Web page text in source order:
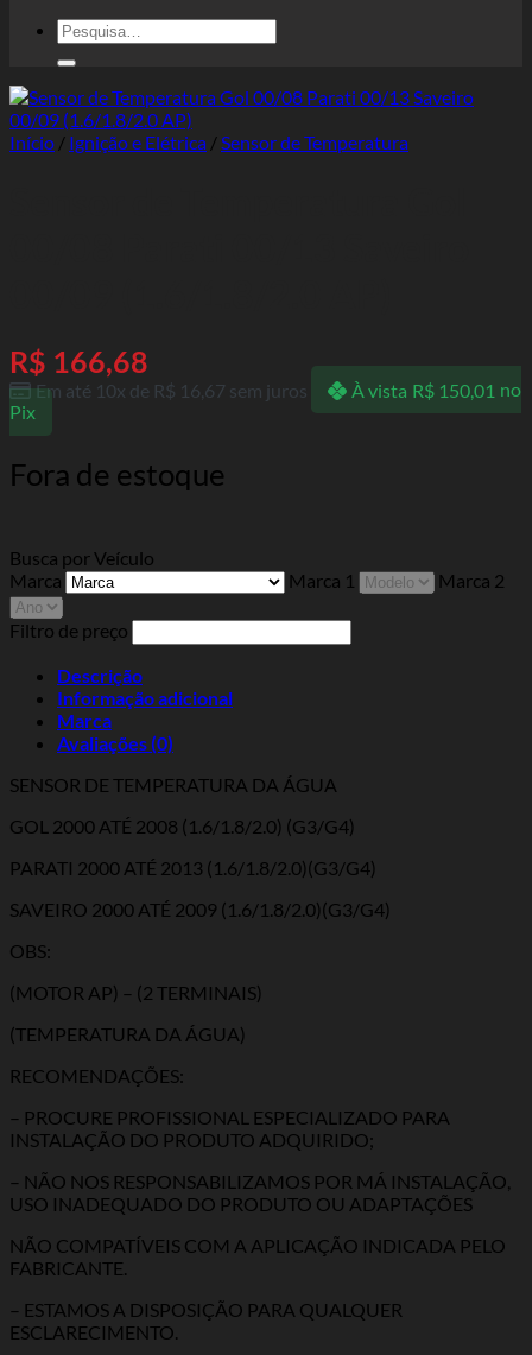
Pesquisar
por:
Início / Ignição e Elétrica /Sensor de Temperatura
R$ 166,68
Em até 10x de R$ 16,67 sem juros À vista R$150,01 no
Pix
Fora de estoque
Busca por Veículo
Marca
Marca 1 Marca 2
Filtro de preço
Descrição
Informação adicional
Marca
Avaliações (0)
SENSOR DE TEMPERATURA DA ÁGUA
GOL 2000 ATÉ 2008 (1.6/1.8/2.0) (G3/G4)
PARATI 2000 ATÉ 2013 (1.6/1.8/2.0)(G3/G4)
SAVEIRO 2000 ATÉ 2009 (1.6/1.8/2.0)(G3/G4)
OBS:
(MOTOR AP) – (2 TERMINAIS)
(TEMPERATURA DA ÁGUA)
RECOMENDAÇÕES:
– PROCURE PROFISSIONAL ESPECIALIZADO PARA
INSTALAÇÃO DO PRODUTO ADQUIRIDO;
– NÃO NOS RESPONSABILIZAMOS POR MÁ INSTALAÇÃO,
USO INADEQUADO DO PRODUTO OU ADAPTAÇÕES
NÃO COMPATÍVEIS COM A APLICAÇÃO INDICADA PELO
FABRICANTE.
– ESTAMOS A DISPOSIÇÃO PARA QUALQUER
ESCLARECIMENTO.